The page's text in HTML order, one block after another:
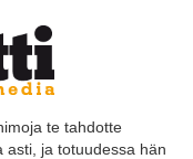
te tahdotte
asti, ja totuudessa hän